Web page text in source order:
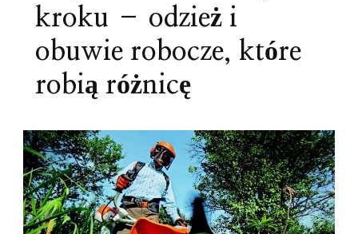
kroku – odzież i
obuwie robocze, które
robią różnicę